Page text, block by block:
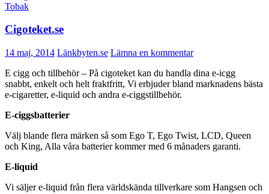
Tobak
Cigoteket.se
14 maj, 2014 Länkbyten.se Lämna en kommentar
E cigg och tillbehör – På cigoteket kan du handla dina e-icgg
snabbt, enkelt och helt fraktfritt, Vi erbjuder bland marknadens bästa
e-cigaretter, e-liquid och andra e-ciggstillbehör.
E-ciggsbatterier
Välj blande flera märken så som Ego T, Ego Twist, LCD, Queen
och King, Alla våra batterier kommer med 6 månaders garanti.
E-liquid
Vi säljer e-liquid från flera världskända tillverkare som Hangsen och